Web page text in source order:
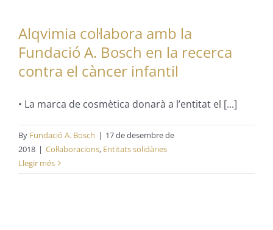
Alqvimia col·labora amb la
Fundació A. Bosch en la recerca
contra el càncer infantil
• La marca de cosmètica donarà a l’entitat el [...]
By Fundació A. Bosch | 17 de desembre de
2018 | Col·laboracions, Entitats solidàries
Llegir més